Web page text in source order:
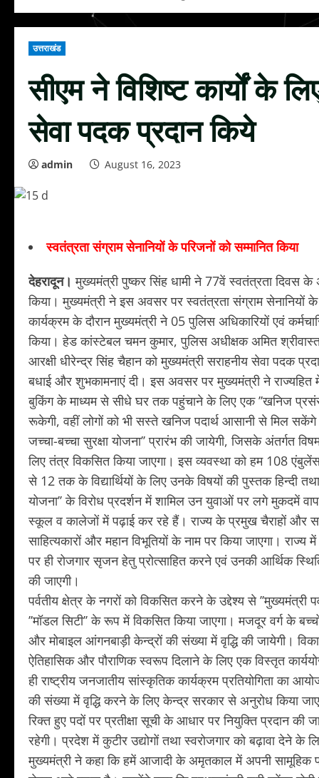
उत्तराखंड
सीएम ने विशिष्ट कार्यों के
सेवा पदक प्रदान किये
admin August 16, 2023
स्वतंत्रता संग्राम सेनानियों के परिजनों को सम्मानित किया
देहरादून। मुख्यमंत्री पुष्कर सिंह धामी ने 77वें स्वतंत्रता दिवस
किया। मुख्यमंत्री ने इस अवसर पर स्वतंत्रता संग्राम सेनानियों के
कार्यक्रम के दौरान मुख्यमंत्री ने 05 पुलिस अधिकारियों एवं
किया। हेड कांस्टेबल चमन कुमार, पुलिस अधीक्षक अमित
आरक्षी धीरेन्द्र सिंह चैहान को मुख्यमंत्री सराहनीय सेवा पदक
बधाई और शुभकामनाएं दी। इस अवसर पर मुख्यमंत्री ने राज्यहित
बुकिंग के माध्यम से सीधे घर तक पहुंचाने के लिए एक ’’खनिज
रूकेगी, वहीं लोगों को भी सस्ते खनिज पदार्थ आसानी से मिल
जच्चा-बच्चा सुरक्षा योजना’’ प्रारंभ की जायेगी, जिसके अंतर्गत
लिए तंत्र विकसित किया जाएगा। इस व्यवस्था को हम 108
से 12 तक के विद्यार्थियों के लिए उनके विषयों की पुस्तक हिन्दी
योजना’’ के विरोध प्रदर्शन में शामिल उन युवाओं पर लगे मुकदमें
स्कूल व कालेजों में पढ़ाई कर रहे हैं। राज्य के प्रमुख चैराहों और
साहित्यकारों और महान विभूतियों के नाम पर किया जाएगा।
पर ही रोजगार सृजन हेतु प्रोत्साहित करने एवं उनकी आर्थिक
की जाएगी।
पर्वतीय क्षेत्र के नगरों को विकसित करने के उद्देश्य से
’’मॉडल सिटी’’ के रूप में विकसित किया जाएगा। मजदूर वर्ग के
और मोबाइल आंगनबाड़ी केन्द्रों की संख्या में वृद्धि की जायेगी।
ऐतिहासिक और पौराणिक स्वरूप दिलाने के लिए एक विस्तृत
ही राष्ट्रीय जनजातीय सांस्कृतिक कार्यक्रम प्रतियोगिता का
की संख्या में वृद्धि करने के लिए केन्द्र सरकार से अनुरोध किया
रिक्त हुए पदों पर प्रतीक्षा सूची के आधार पर नियुक्ति प्रदान की
रहेगी। प्रदेश में कुटीर उद्योगों तथा स्वरोजगार को बढ़ावा देने के
मुख्यमंत्री ने कहा कि हमें आजादी के अमृतकाल में अपनी सामूहिक